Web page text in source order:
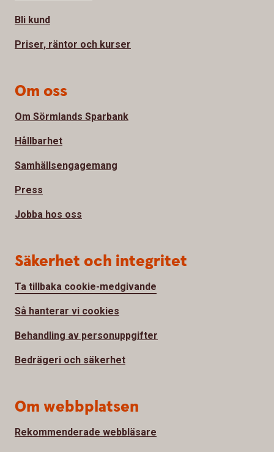
Bli kund
Priser, räntor och kurser
Om oss
Om Sörmlands Sparbank
Hållbarhet
Samhällsengagemang
Press
Jobba hos oss
Säkerhet och integritet
Ta tillbaka cookie-medgivande
Så hanterar vi cookies
Behandling av personuppgifter
Bedrägeri och säkerhet
Om webbplatsen
Rekommenderade webbläsare